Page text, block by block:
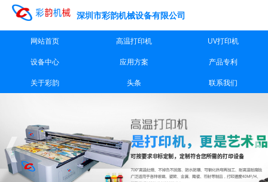
深圳市彩韵机械设备有限公司
网站首页 高温打印机 UV打印机
设备中心 应用方案 产品专利
关于彩韵 头条 联系我们